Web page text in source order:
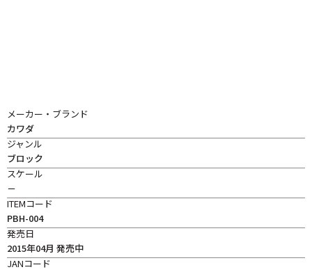
メーカー・ブランド
カワダ
ジャンル
ブロック
スケール
－
ITEMコード
PBH-004
発売日
2015年04月 発売中
JANコード